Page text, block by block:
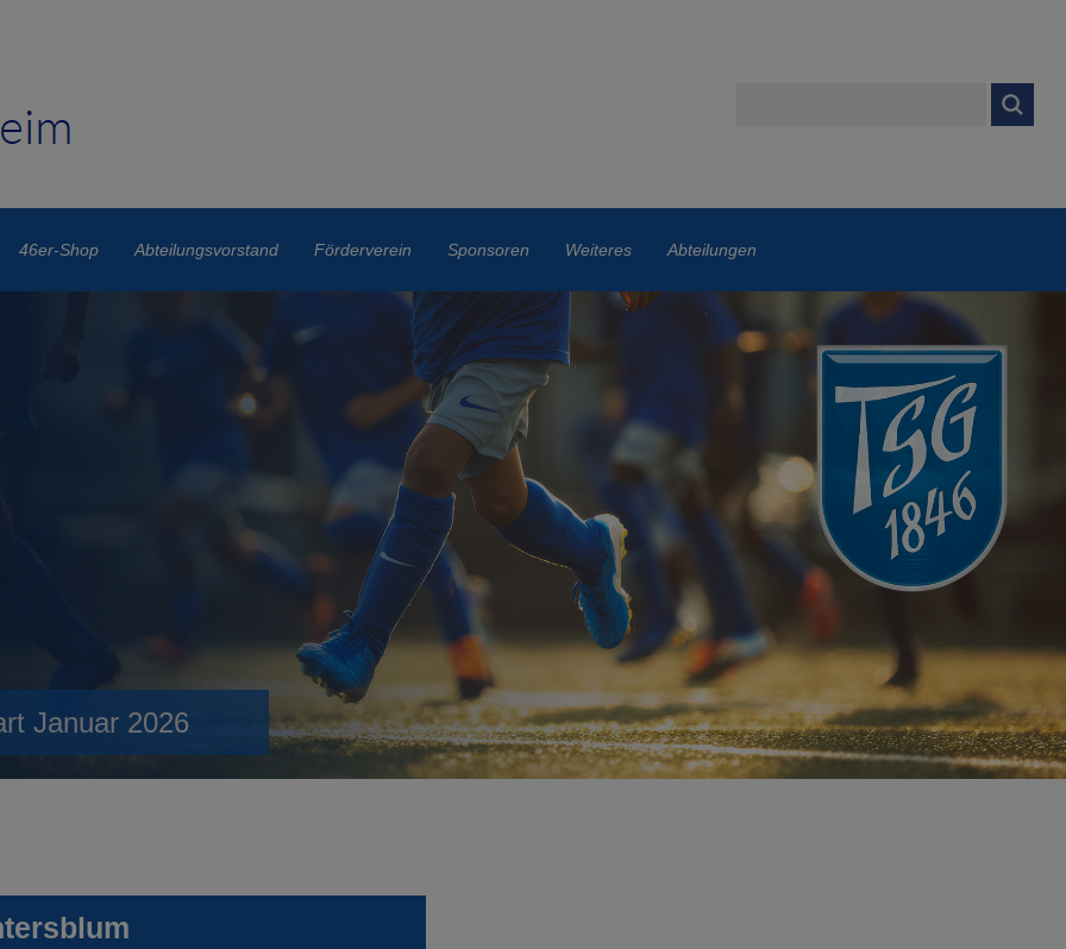
46er-Shop Abteilungsvorstand Förderverein Sponsoren Weiteres Abteilungen
Januar 2026